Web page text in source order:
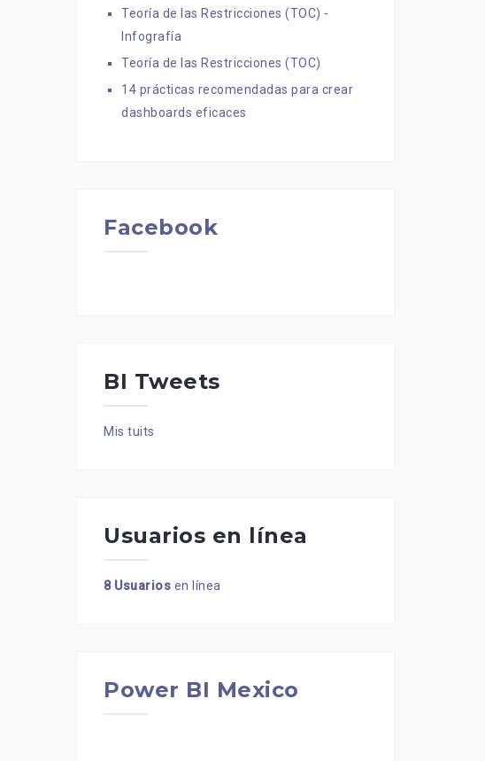
Teoría de las Restricciones (TOC) -
Infografía
Teoría de las Restricciones (TOC)
14 prácticas recomendadas para crear
dashboards eficaces
Facebook
BI Tweets
Mis tuits
Usuarios en línea
8 Usuarios en línea
Power BI Mexico